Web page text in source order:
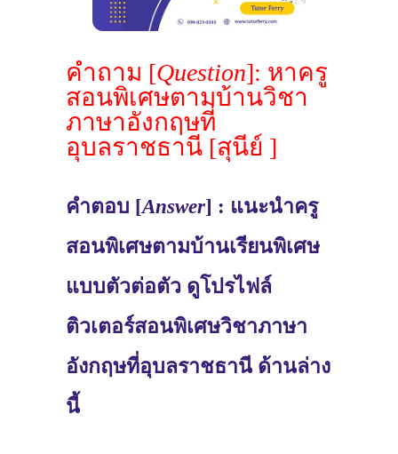
คำถาม [Question]: หาครู
สอนพิเศษตามบ้านวิชา
ภาษาอังกฤษที่
อุบลราชธานี [สุนีย์ ]
คำตอบ [Answer] : แนะนำครู
สอนพิเศษตามบ้านเรียนพิเศษ
แบบตัวต่อตัว ดูโปรไฟล์
ติวเตอร์สอนพิเศษวิชาภาษา
อังกฤษที่อุบลราชธานี ด้านล่าง
นี้